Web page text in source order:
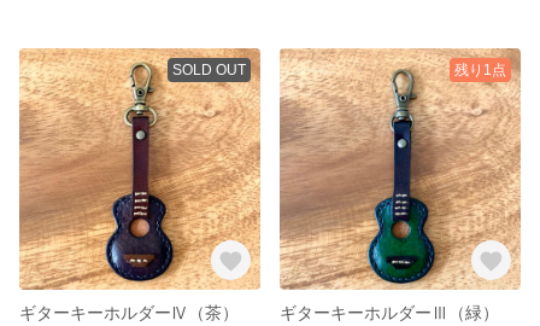
SOLD OUT
ギターキーホルダーⅣ（茶）
残り1点
ギターキーホルダーⅢ（緑）